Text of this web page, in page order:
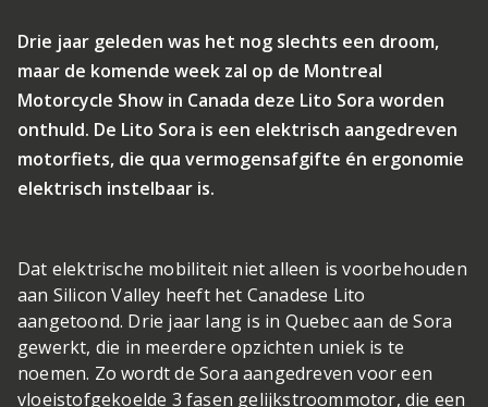
Drie jaar geleden was het nog slechts een droom,
maar de komende week zal op de Montreal
Motorcycle Show in Canada deze Lito Sora worden
onthuld. De Lito Sora is een elektrisch aangedreven
motorfiets, die qua vermogensafgifte én ergonomie
elektrisch instelbaar is.
Dat elektrische mobiliteit niet alleen is voorbehouden
aan Silicon Valley heeft het Canadese Lito
aangetoond. Drie jaar lang is in Quebec aan de Sora
gewerkt, die in meerdere opzichten uniek is te
noemen. Zo wordt de Sora aangedreven voor een
vloeistofgekoelde 3 fasen gelijkstroommotor, die een